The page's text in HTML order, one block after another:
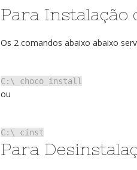
Para Instalação
Os 2 comandos abaixo abaixo
C:\ choco install
ou
C:\ cinst
Para